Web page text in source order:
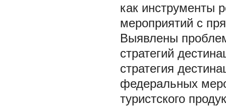
как инструменты
мероприятий с
Выявлены
стратегий
стратегия
федеральных
туристского